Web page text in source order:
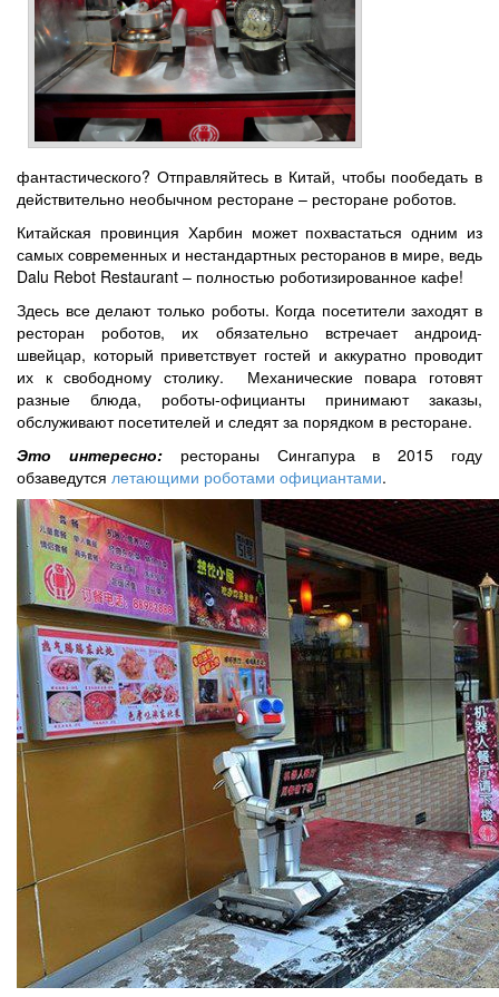
фантастического? Отправляйтесь в Китай, чтобы пообедать в
действительно необычном ресторане – ресторане роботов.
Китайская провинция Харбин может похвастаться одним из
самых современных и нестандартных ресторанов в мире, ведь
Dalu Rebot Restaurant – полностью роботизированное кафе!
Здесь все делают только роботы. Когда посетители заходят в
ресторан роботов, их обязательно встречает андроид-
швейцар, который приветствует гостей и аккуратно проводит
их к свободному столику. Механические повара готовят
разные блюда, роботы-официанты принимают заказы,
обслуживают посетителей и следят за порядком в ресторане.
Это интересно:рестораны Сингапура в 2015 году
обзаведутся летающими роботами официантами.